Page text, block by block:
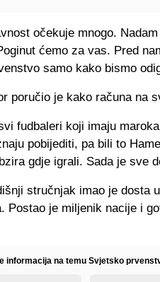
očekuje mnogo.
ćemo za vas. Pred
samo kako bismo
poručio je kako računa na
fudbaleri koji imaju
pobijediti, pa bili to
gdje igrali. Sada je sve
stručnjak imao je dosta
Postao je miljenik nacije i
informacija na temu Svjetsko